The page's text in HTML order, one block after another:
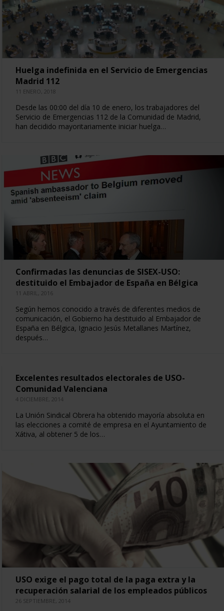
Huelga indefinida en el Servicio de Emergencias
Madrid 112
11 ENERO, 2018
Desde las 00:00 del día 10 de enero, los trabajadores del
Servicio de Emergencias 112 de la Comunidad de Madrid,
han decidido mayoritariamente iniciar huelga…
Confirmadas las denuncias de SISEX-USO:
destituido el Embajador de España en Bélgica
11 ABRIL, 2016
Según hemos conocido a través de diferentes medios de
comunicación, el Gobierno ha destituido al Embajador de
España en Bélgica, Ignacio Jesús Metallanes Martínez,
después…
Excelentes resultados electorales de USO-
Comunidad Valenciana
4 DICIEMBRE, 2014
La Unión Sindical Obrera ha obtenido mayoría absoluta en
las elecciones a comité de empresa en el Ayuntamiento de
Xátiva, al obtener 5 de los…
USO exige el pago total de la paga extra y la
recuperación salarial de los empleados públicos
26 SEPTIEMBRE, 2014